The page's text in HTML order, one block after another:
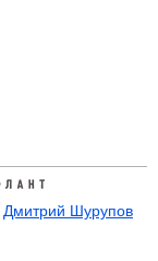
Дмитрий Шурупов